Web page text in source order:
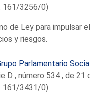
161/3256/0)
de Ley para impulsar
y riesgos.
Parlamentario
D , número 534 , de
161/3431/0)